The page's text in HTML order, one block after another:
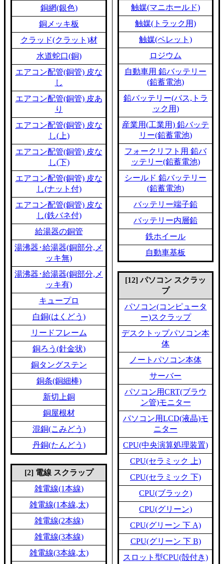
銅網(銀色)
銅メッキ板
クラッド(クラット)材
水道蛇口(銅)
エアコン配管(銅管) 皮な
し
エアコン配管(銅管) 皮あ
り
エアコン配管(銅管) 皮な
し(上)
エアコン配管(銅管) 皮な
し(下)
エアコン配管(銅管) 皮な
し(ナット付)
エアコン配管(銅管) 皮な
し(鉄バネ付)
給湯器の銅管
湯沸器･給湯器(銅部分,メ
ッキ無)
湯沸器･給湯器(銅部分,メ
ッキ有)
キュープロ
白銅(はくどう)
リードフレーム
銅ろう(針金状)
銅タングステン
銅条(銅細棒)
新切上銅
銅屋根材
混銅(こみどう)
丹銅(たんどう)
[2] 電線 スクラップ
雑電線(1本線)
雑電線(1本線,太)
雑電線(2本線)
雑電線(3本線)
雑電線(3本線,太)
触媒(マニホールド)
触媒(トラック用)
触媒(ペレット)
ロジウム
自動車用 鉛バッテリー
(鉛蓄電池)
鉛バッテリー(バス,トラ
ック用)
産業用(工業用) 鉛バッテ
リー(鉛蓄電池)
フォークリフト用 鉛バ
ッテリー(鉛蓄電池)
シールド 鉛バッテリー
(鉛蓄電池)
バッテリー端子鉛
バッテリー内層鉛
鉄ホイール
自動車基板
[12] パソコン スクラッ
プ
パソコン(コンピュータ
ー)スクラップ
デスクトップパソコン本
体
ノートパソコン本体
サーバー
パソコン用CRT(ブラウ
ン管)モニター
パソコン用LCD(液晶)モ
ニター
CPU(中央演算処理装置)
CPU(セラミック 上)
CPU(セラミック 下)
CPU(ブラック)
CPU(グリーン)
CPU(グリーン 下 A)
CPU(グリーン 下 B)
スロット型CPU(殻付き)